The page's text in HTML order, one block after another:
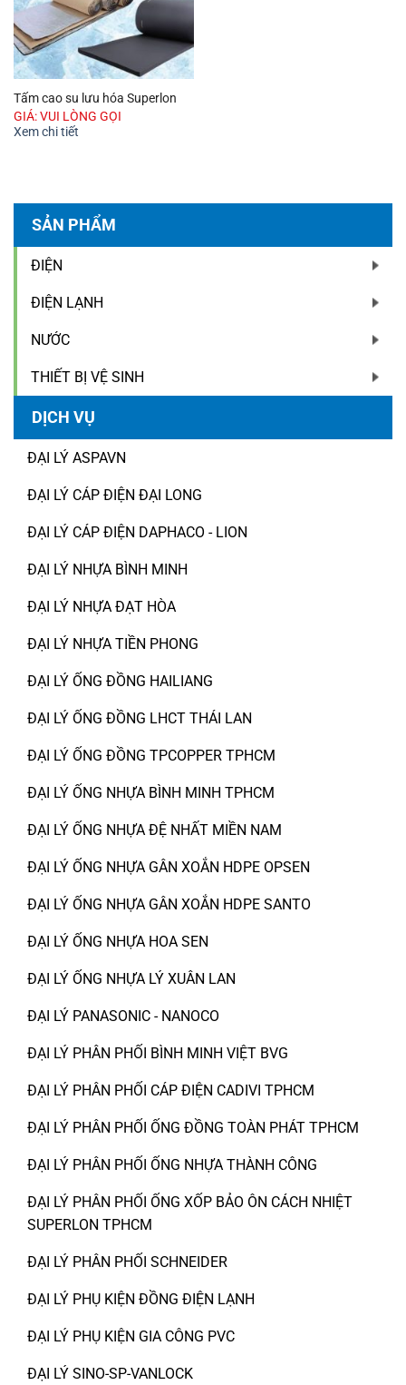
SẢN PHẨM
ĐIỆN
ĐIỆN LẠNH
NƯỚC
THIẾT BỊ VỆ SINH
DỊCH VỤ
ĐẠI LÝ ASPAVN
ĐẠI LÝ CÁP ĐIỆN ĐẠI LONG
ĐẠI LÝ CÁP ĐIỆN DAPHACO - LION
ĐẠI LÝ NHỰA BÌNH MINH
ĐẠI LÝ NHỰA ĐẠT HÒA
ĐẠI LÝ NHỰA TIỀN PHONG
ĐẠI LÝ ỐNG ĐỒNG HAILIANG
ĐẠI LÝ ỐNG ĐỒNG LHCT THÁI LAN
ĐẠI LÝ ỐNG ĐỒNG TPCOPPER TPHCM
ĐẠI LÝ ỐNG NHỰA BÌNH MINH TPHCM
ĐẠI LÝ ỐNG NHỰA ĐỆ NHẤT MIỀN NAM
ĐẠI LÝ ỐNG NHỰA GÂN XOẮN HDPE OPSEN
ĐẠI LÝ ỐNG NHỰA GÂN XOẮN HDPE SANTO
ĐẠI LÝ ỐNG NHỰA HOA SEN
ĐẠI LÝ ỐNG NHỰA LÝ XUÂN LAN
ĐẠI LÝ PANASONIC - NANOCO
ĐẠI LÝ PHÂN PHỐI BÌNH MINH VIỆT BVG
ĐẠI LÝ PHÂN PHỐI CÁP ĐIỆN CADIVI TPHCM
ĐẠI LÝ PHÂN PHỐI ỐNG ĐỒNG TOÀN PHÁT TPHCM
ĐẠI LÝ PHÂN PHỐI ỐNG NHỰA THÀNH CÔNG
ĐẠI LÝ PHÂN PHỐI ỐNG XỐP BẢO ÔN CÁCH NHIỆT
SUPERLON TPHCM
ĐẠI LÝ PHÂN PHỐI SCHNEIDER
ĐẠI LÝ PHỤ KIỆN ĐỒNG ĐIỆN LẠNH
ĐẠI LÝ PHỤ KIỆN GIA CÔNG PVC
ĐẠI LÝ SINO-SP-VANLOCK
Tấm cao su lưu hóa Superlon
GIÁ: VUI LÒNG GỌI
Xem chi tiết